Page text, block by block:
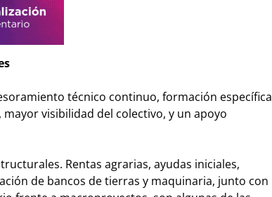
técnico continuo, formación específica
visibilidad del colectivo, y un apoyo
Rentas agrarias, ayudas iniciales,
de bancos de tierras y maquinaria, junto con